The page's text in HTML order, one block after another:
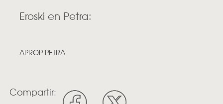
Eroski en Petra:
APROP PETRA
Compartir: